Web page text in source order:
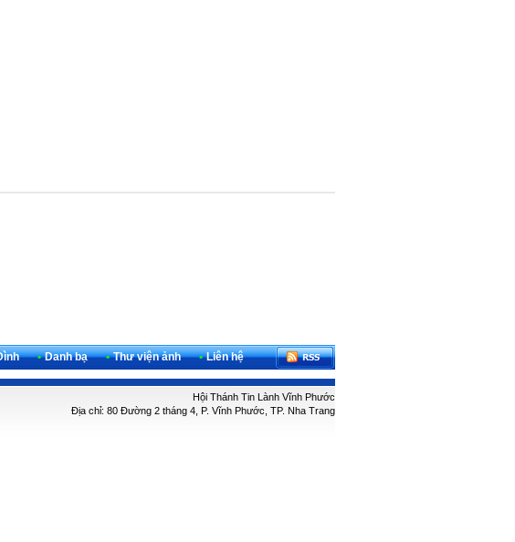
• Danh bạ • Thư viện ảnh • Liên hệ
Hội Thánh Tin Lành Vĩnh Phước
Địa chỉ: 80 Đường 2 tháng 4, P. Vĩnh Phước, TP. Nha Trang